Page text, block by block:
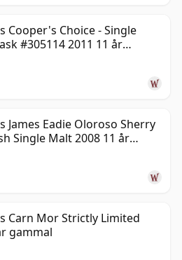
Cooper's Choice - Single
#305114 2011 11 år
James Eadie Oloroso Sherry
Single Malt 2008 11 år
Carn Mor Strictly Limited
gammal